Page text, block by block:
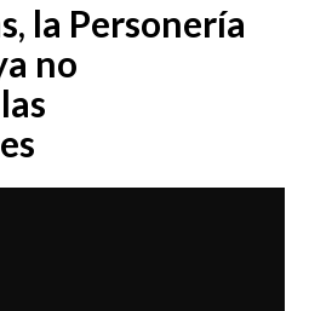
PM
PM
PM
la Personería
no